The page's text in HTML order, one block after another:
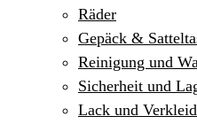
Räder
Gepäck &
Reinigung und
Sicherheit und
Lack und